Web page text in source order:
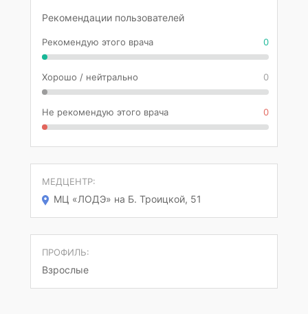
Рекомендации пользователей
Рекомендую этого врача 0
Хорошо / нейтрально 0
Не рекомендую этого врача 0
МЕДЦЕНТР:
МЦ «ЛОДЭ» на Б. Троицкой, 51
ПРОФИЛЬ:
Взрослые